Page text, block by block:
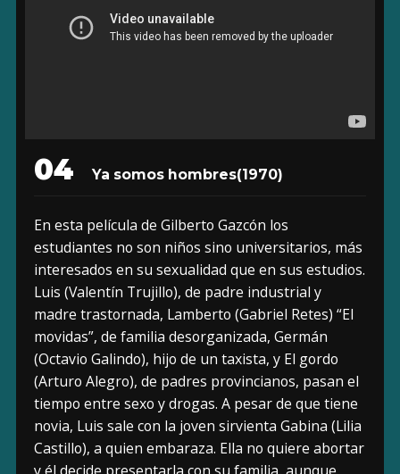
04 Ya somos hombres(1970)
En esta película de Gilberto Gazcón los
estudiantes no son niños sino universitarios, más
interesados en su sexualidad que en sus estudios.
Luis (Valentín Trujillo), de padre industrial y
madre trastornada, Lamberto (Gabriel Retes) “El
movidas”, de familia desorganizada, Germán
(Octavio Galindo), hijo de un taxista, y El gordo
(Arturo Alegro), de padres provincianos, pasan el
tiempo entre sexo y drogas. A pesar de que tiene
novia, Luis sale con la joven sirvienta Gabina (Lilia
Castillo), a quien embaraza. Ella no quiere abortar